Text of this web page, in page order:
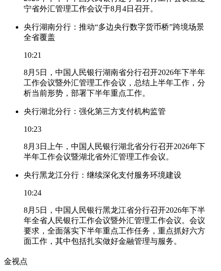
宁省外汇管理工作会议于8月4日召开。
央行湖南分行：推动“多边央行数字货币桥”跨境场景
全省覆盖
10:21
8月5日，中国人民银行湖南省分行召开2026年下半年
工作会议暨外汇管理工作会议，总结上半年工作，分
析当前形势，部署下半年重点工作。
央行湖北分行：强化第三方支付机构监管
10:23
8月3日上午，中国人民银行湖北省分行召开2026年下
半年工作会议暨湖北省外汇管理工作会议。
央行黑龙江分行：继续深化支付服务环境建设
10:24
8月5日，中国人民银行黑龙江省分行召开2026年下半
年全省人民银行工作会议暨外汇管理工作会议。会议
要求，全面落实下半年重点工作任务，重点抓好六方
面工作，其中包括扎实做好金融管理与服务。
金视点